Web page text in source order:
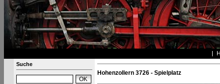
Suche
Hohenzollern 3726 - Spielplatz